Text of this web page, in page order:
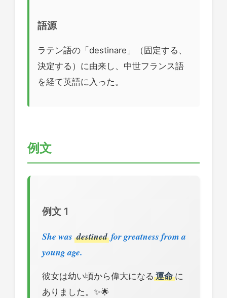
語源
ラテン語の「destinare」（固定する、
決定する）に由来し、中世フランス語
を経て英語に入った。
例文
例文 1
She was destined for greatness from a
young age.
彼女は幼い頃から偉大になる 運命に
ありました。✨🌟